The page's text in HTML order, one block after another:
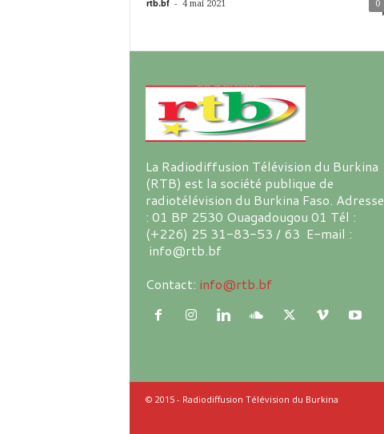
rtb.bf - 4 mai 2021 0
La Radiodiffusion Télévision du Burkina
(RTB) est la société publique de
radiotélévision du Burkina Faso. Adresse
: 01 BP 2530 Ouagadougou 01 Tél :
(+226) 25 31-83-53 / 63 E-mail :
info@rtb.bf
Contact: info@rtb.bf
© 2015 - Radiodiffusion Télévision du Burkina